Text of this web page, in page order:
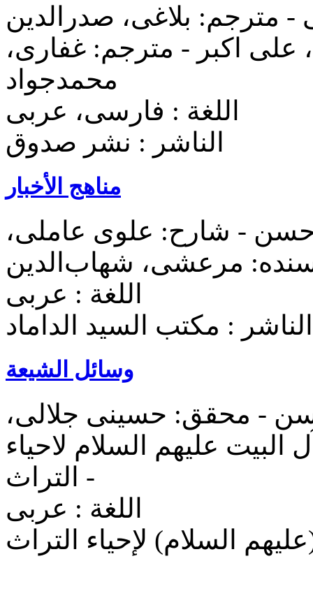
- مترجم: بلاغی، صدرالدین
اکبر - مترجم: غفاری،
محمدجواد
اللغة : فارسی، عربی
الناشر : نشر صدوق
مناهج الأخبار
- شارح: علوی عاملی،
اللغة : عربی
الناشر : مکتب السيد الداماد
وسائل الشیعة
- محقق: حسینی جلالی،
علیهم السلام لاحیاء
التراث -
اللغة : عربی
السلام) لإحیاء التراث